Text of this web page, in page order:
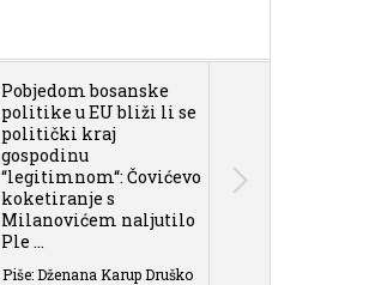
Pobjedom bosanske
politike u EU bliži li se
politički kraj
gospodinu
“legitimnom“: Čovićevo
koketiranje s
Milanovićem naljutilo
Ple ...
Piše: Dženana Karup Druško